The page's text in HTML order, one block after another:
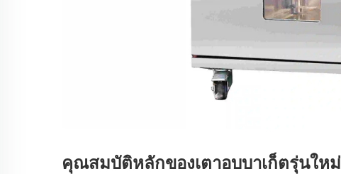
คุณสมบัติหลักของเตาอบบาเก็ตรุ่นใหม่